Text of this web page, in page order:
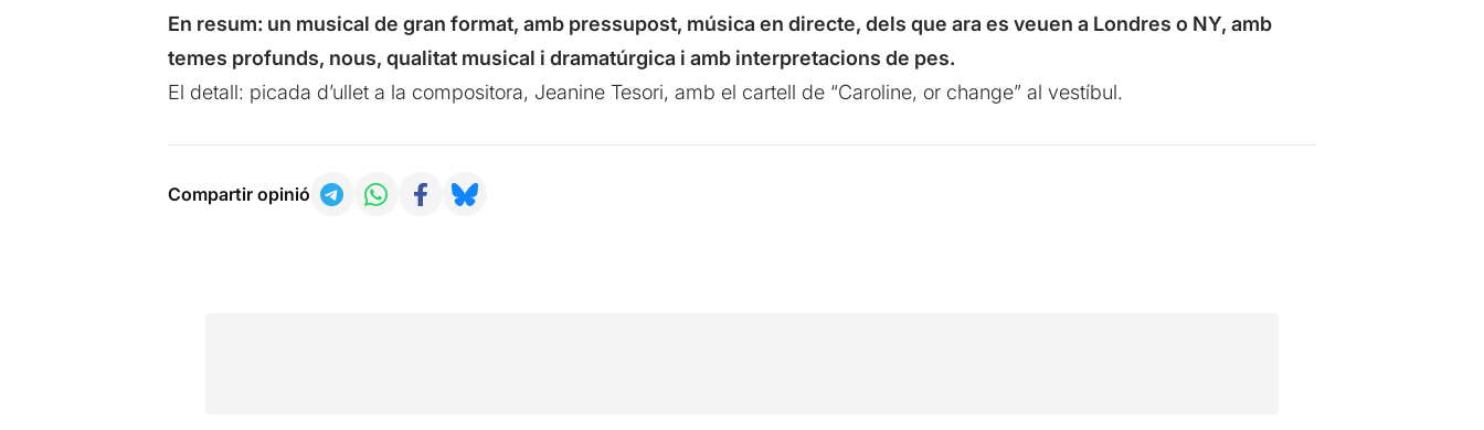
En resum: un musical de gran format, amb pressupost, música en directe, dels que ara es veuen a Londres o NY, amb
temes profunds, nous, qualitat musical i dramatúrgica i amb interpretacions de pes.
El detall: picada d’ullet a la compositora, Jeanine Tesori, amb el cartell de “Caroline, or change” al vestíbul.
Compartir opinió